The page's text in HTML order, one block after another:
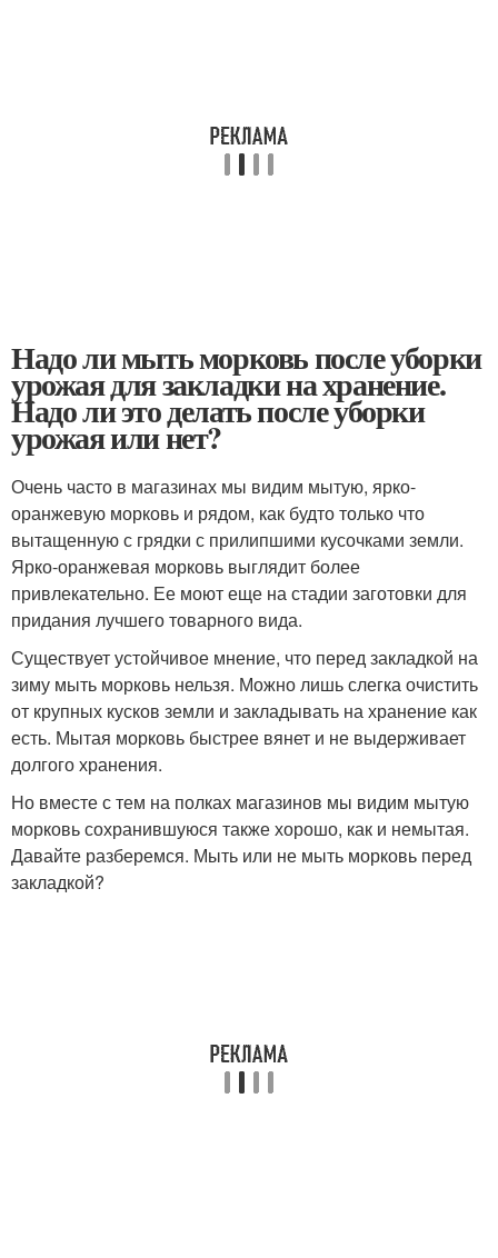
Надо ли мыть морковь после уборки
урожая для закладки на хранение.
Надо ли это делать после уборки
урожая или нет?
Очень часто в магазинах мы видим мытую, ярко-
оранжевую морковь и рядом, как будто только что
вытащенную с грядки с прилипшими кусочками земли.
Ярко-оранжевая морковь выглядит более
привлекательно. Ее моют еще на стадии заготовки для
придания лучшего товарного вида.
Существует устойчивое мнение, что перед закладкой на
зиму мыть морковь нельзя. Можно лишь слегка очистить
от крупных кусков земли и закладывать на хранение как
есть. Мытая морковь быстрее вянет и не выдерживает
долгого хранения.
Но вместе с тем на полках магазинов мы видим мытую
морковь сохранившуюся также хорошо, как и немытая.
Давайте разберемся. Мыть или не мыть морковь перед
закладкой?